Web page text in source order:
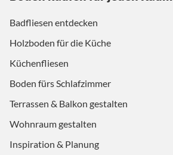
Badfliesen entdecken
Holzboden für die Küche
Küchenfliesen
Boden fürs Schlafzimmer
Terrassen & Balkon gestalten
Wohnraum gestalten
Inspiration & Planung